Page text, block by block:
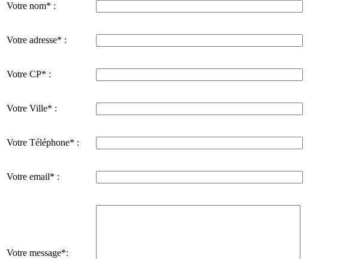
Votre nom* :
Votre adresse* :
Votre CP* :
Votre Ville* :
Votre Téléphone* :
Votre email* :
Votre message*: